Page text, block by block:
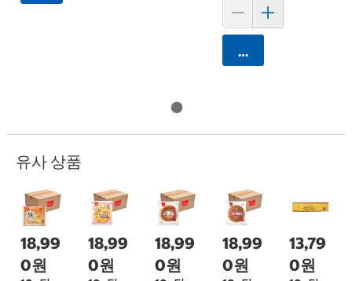
카트에 담기
유사 상품
18,99
0원
18,99
0원
18,99
0원
18,99
0원
13,79
0원